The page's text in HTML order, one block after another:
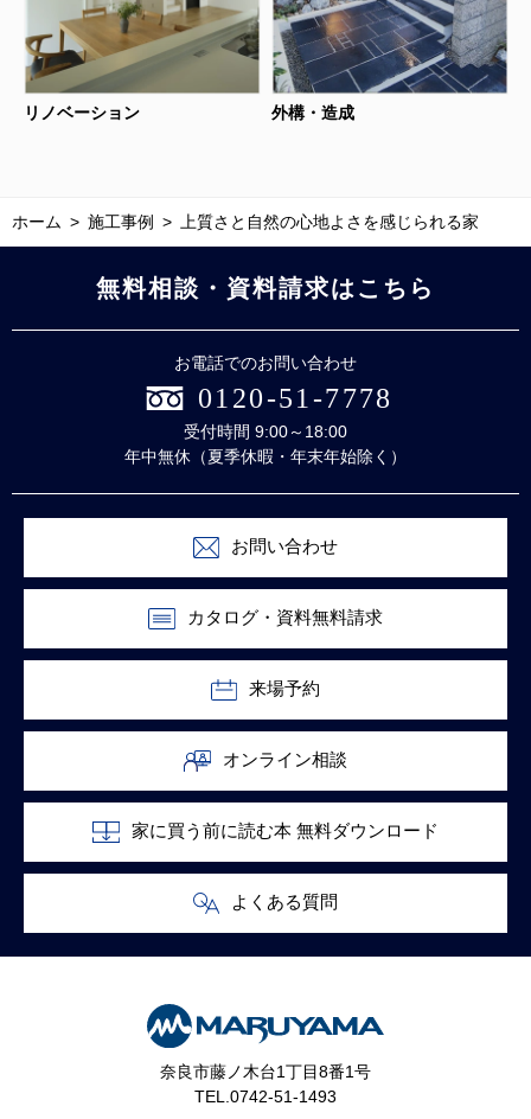
リノベーション 外構・造成
ホーム 施工事例 上質さと自然の心地よさを感じられる家
無料相談・資料請求はこちら
お電話でのお問い合わせ
0120-51-7778
受付時間 9:00～18:00
年中無休（夏季休暇・年末年始除く）
お問い合わせ
カタログ・資料無料請求
来場予約
オンライン相談
家に買う前に読む本 無料ダウンロード
よくある質問
奈良市藤ノ木台1丁目8番1号
TEL.0742-51-1493